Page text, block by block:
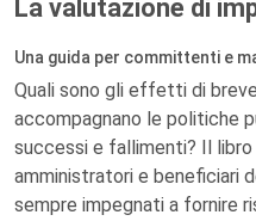
La valutazione di
Una guida per committenti e
Quali sono gli effetti di
accompagnano le politiche
successi e fallimenti? Il libro
amministratori e beneficiari
sempre impegnati a fornire